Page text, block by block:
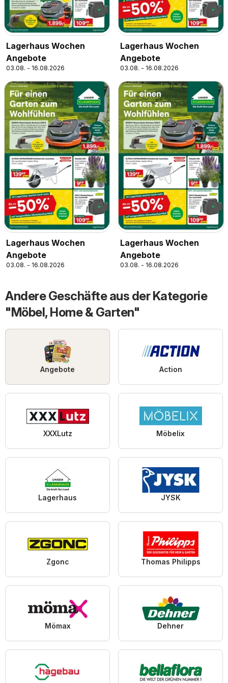
Lagerhaus Wochen
Angebote
03.08. - 16.08.2026
Lagerhaus Wochen
Angebote
03.08. - 16.08.2026
Lagerhaus Wochen
Angebote
03.08. - 16.08.2026
Lagerhaus Wochen
Angebote
03.08. - 16.08.2026
Andere Geschäfte aus der Kategorie
"Möbel, Home & Garten"
Angebote Action
XXXLutz Möbelix
Lagerhaus JYSK
Zgonc Thomas Philipps
Mömax Dehner